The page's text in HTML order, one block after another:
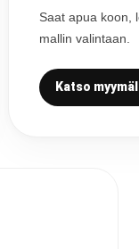
Saat apua koon,
mallin valintaan.
Katso